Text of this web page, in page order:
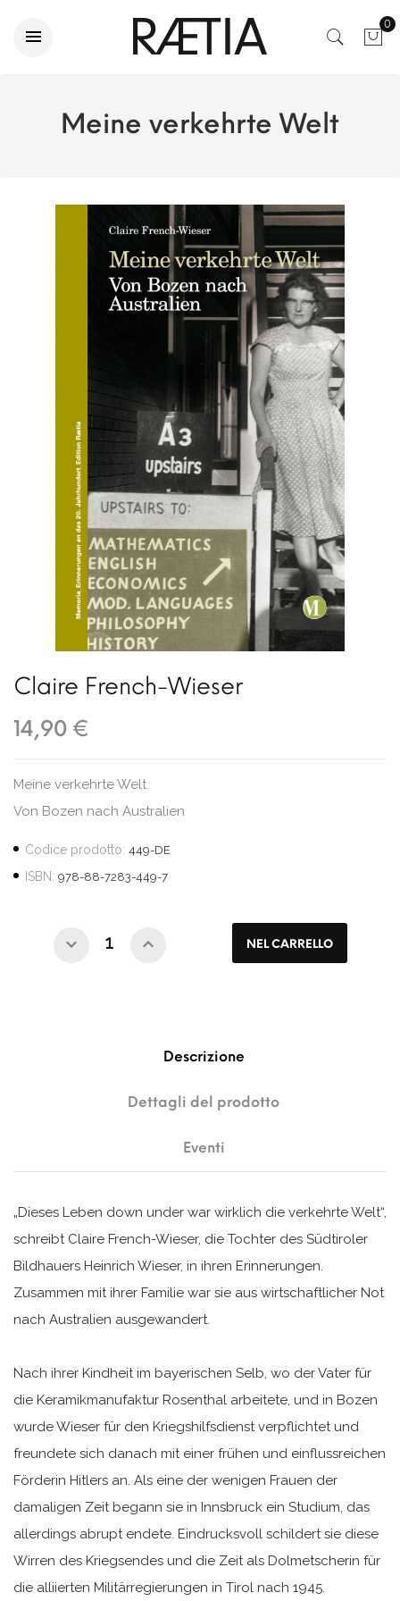
0
Meine verkehrte Welt
Claire French-Wieser
14,90 €
Meine verkehrte Welt
Von Bozen nach Australien
Codice prodotto: 449-DE
ISBN: 978-88-7283-449-7
NEL CARRELLO
Descrizione
Dettagli del prodotto
Eventi
„Dieses Leben down under war wirklich die verkehrte Welt“,
schreibt Claire French-Wieser, die Tochter des Südtiroler
Bildhauers Heinrich Wieser, in ihren Erinnerungen.
Zusammen mit ihrer Familie war sie aus wirtschaftlicher Not
nach Australien ausgewandert.
Nach ihrer Kindheit im bayerischen Selb, wo der Vater für
die Keramikmanufaktur Rosenthal arbeitete, und in Bozen
wurde Wieser für den Kriegshilfsdienst verpflichtet und
freundete sich danach mit einer frühen und einflussreichen
Förderin Hitlers an. Als eine der wenigen Frauen der
damaligen Zeit begann sie in Innsbruck ein Studium, das
allerdings abrupt endete. Eindrucksvoll schildert sie diese
Wirren des Kriegsendes und die Zeit als Dolmetscherin für
die alliierten Militärregierungen in Tirol nach 1945.